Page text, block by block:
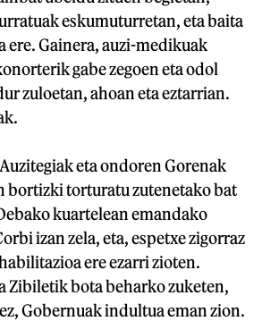
eskumuturretan, eta baita
Gainera, auzi-medikuak
gabe zegoen eta odol
zuloetan, ahoan eta eztarrian.
eta ondoren Gorenak
bortizki torturatu zutenetako bat
kuartelean emandako
izan zela, eta, espetxe zigorraz
ere ezarri zioten.
Zibiletik bota beharko zuketen,
Gobernuak indultua eman zion.